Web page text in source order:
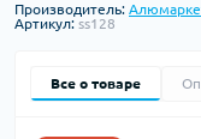
Производитель:
Артикул: ss128
Все о товаре